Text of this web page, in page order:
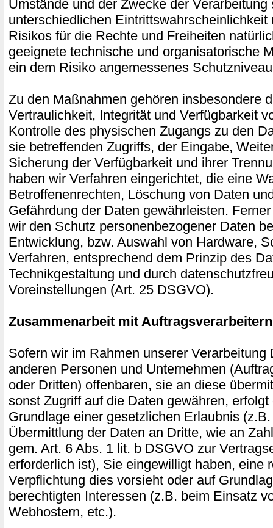
Umstände und der Zwecke der Verarbeitung
unterschiedlichen Eintrittswahrscheinlichkeit
Risikos für die Rechte und Freiheiten
geeignete technische und organisatorische
ein dem Risiko angemessenes
Zu den Maßnahmen gehören insbesondere
Vertraulichkeit, Integrität und Verfügbarkeit
Kontrolle des physischen Zugangs zu den
sie betreffenden Zugriffs, der Eingabe,
Sicherung der Verfügbarkeit und ihrer
haben wir Verfahren eingerichtet, die eine
Betroffenenrechten, Löschung von Daten
Gefährdung der Daten gewährleisten.
wir den Schutz personenbezogener Daten
Entwicklung, bzw. Auswahl von Hardware,
Verfahren, entsprechend dem Prinzip des
Technikgestaltung und durch
Voreinstellungen (Art. 25 DSGVO).
Zusammenarbeit mit
Sofern wir im Rahmen unserer Verarbeitung
anderen Personen und Unternehmen
oder Dritten) offenbaren, sie an diese
sonst Zugriff auf die Daten gewähren, erfolgt
Grundlage einer gesetzlichen Erlaubnis
Übermittlung der Daten an Dritte, wie an
gem. Art. 6 Abs. 1 lit. b DSGVO zur
erforderlich ist), Sie eingewilligt haben, eine
Verpflichtung dies vorsieht oder auf
berechtigten Interessen (z.B. beim Einsatz
Webhostern, etc.).